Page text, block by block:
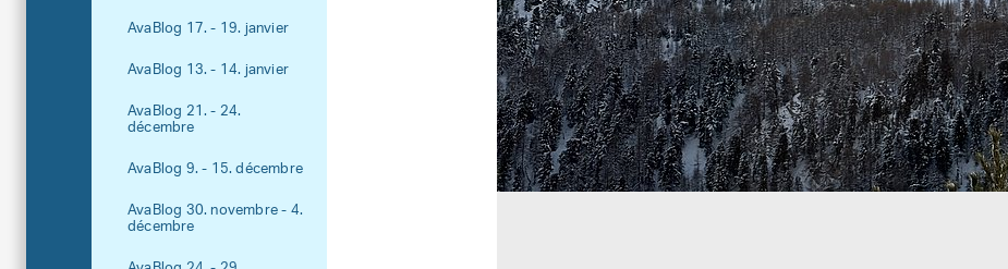
AvaBlog 17. - 19. janvier
AvaBlog 13. - 14. janvier
AvaBlog 21. - 24.
décembre
AvaBlog 9. - 15. décembre
AvaBlog 30. novembre - 4.
décembre